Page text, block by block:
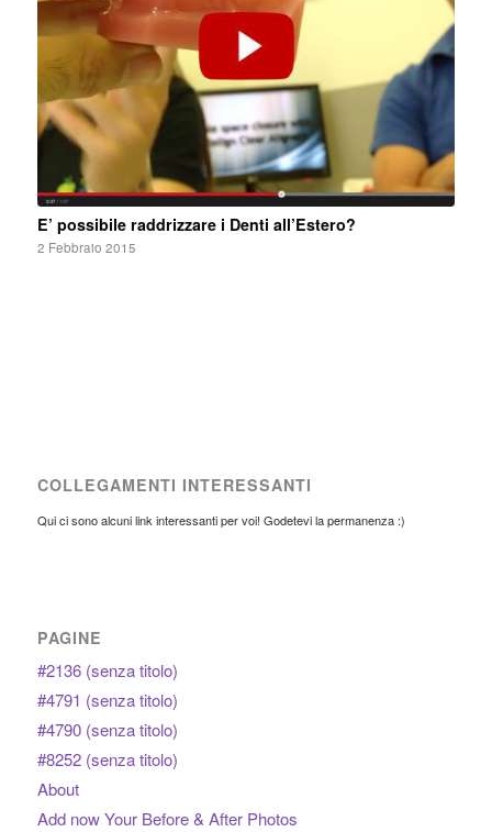
E’ possibile raddrizzare i Denti all’Estero?
2 Febbraio 2015
COLLEGAMENTI INTERESSANTI
Qui ci sono alcuni link interessanti per voi! Godetevi la permanenza :)
PAGINE
#2136 (senza titolo)
#4791 (senza titolo)
#4790 (senza titolo)
#8252 (senza titolo)
About
Add now Your Before & After Photos